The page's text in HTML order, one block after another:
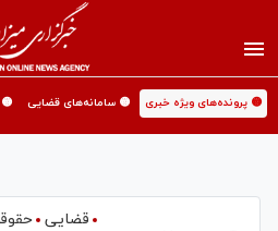
🟡 پرونده‌های ویژه خبری 🟡 سامانه‌های قضایی
قضایی